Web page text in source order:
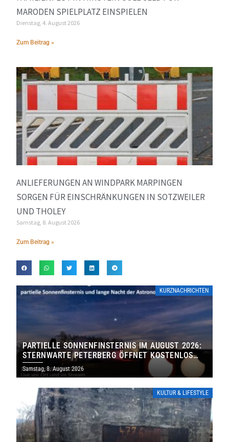
MARODEN SPIELPLATZ EINSPIELEN
Dienstag, 4. August 2026
Zum Beitrag »
ANLIEFERUNGEN AN WINDPARK MARPINGEN
SORGEN FÜR EINSCHRÄNKUNGEN IN SOTZWEILER
UND THOLEY
Samstag, 8. August 2026
Zum Beitrag »
KURZNACHRICHTEN
PARTIELLE SONNENFINSTERNIS IM AUGUST 2026:
STERNWARTE PETERBERG ÖFFNET KOSTENLOS
IHRE TORE
Samstag, 8. August 2026
KULTUR & LIFESTYLE